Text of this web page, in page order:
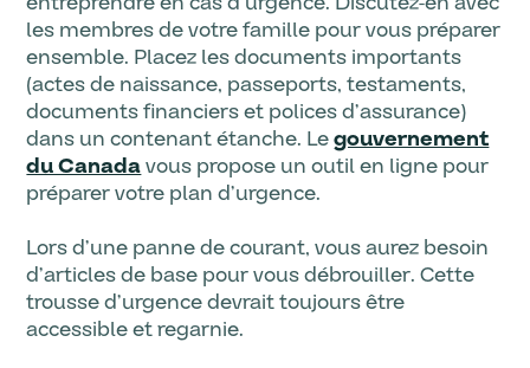
les membres de votre famille pour vous préparer
ensemble. Placez les documents importants
(actes de naissance, passeports, testaments,
documents financiers et polices d’assurance)
dans un contenant étanche. Legouvernement
du Canadavous propose un outil en ligne pour
préparer votre plan d’urgence.
Lors d’une panne de courant, vous aurez besoin
d’articles de base pour vous débrouiller. Cette
trousse d’urgence devrait toujours être
accessible et regarnie.